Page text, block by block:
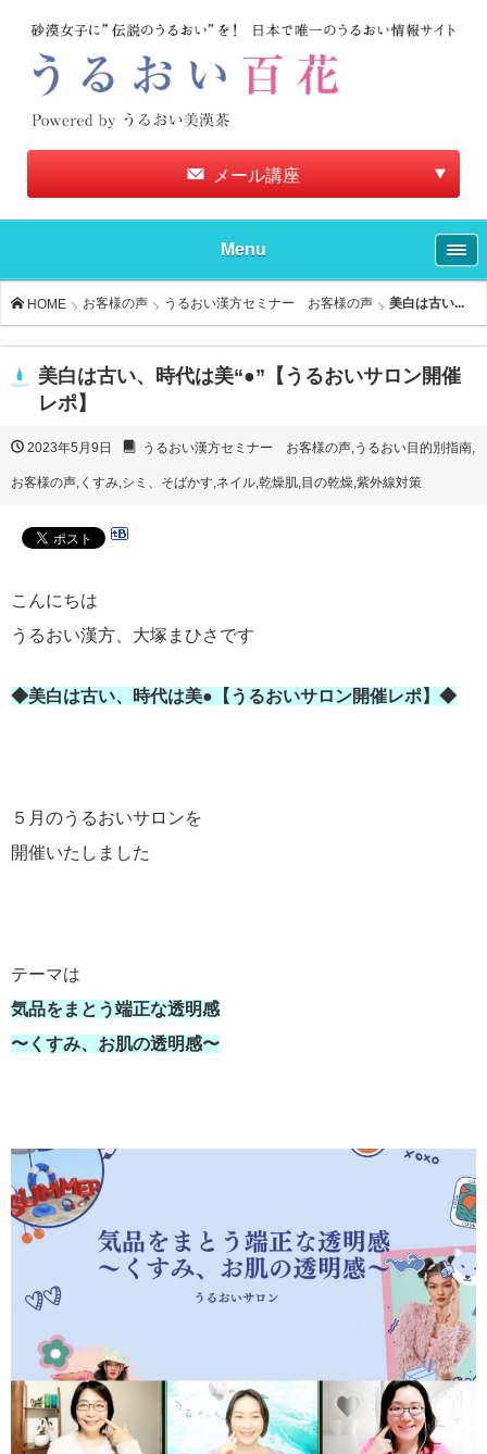
メール講座
Menu
HOME お客様の声 うるおい漢方セミナー お客様の声 美白は古い...
美白は古い、時代は美“●”【うるおいサロン開催
レポ】
2023年5月9日 うるおい漢方セミナー お客様の声,うるおい目的別指南,
お客様の声, くすみ,シミ、そばかす,ネイル,乾燥肌,目の乾燥,紫外線対策
こんにちは
うるおい漢方、大塚まひさです
◆美白は古い、時代は美●【うるおいサロン開催レポ】◆
５月のうるおいサロンを
開催いたしました
テーマは
気品をまとう端正な透明感
〜くすみ、お肌の透明感〜